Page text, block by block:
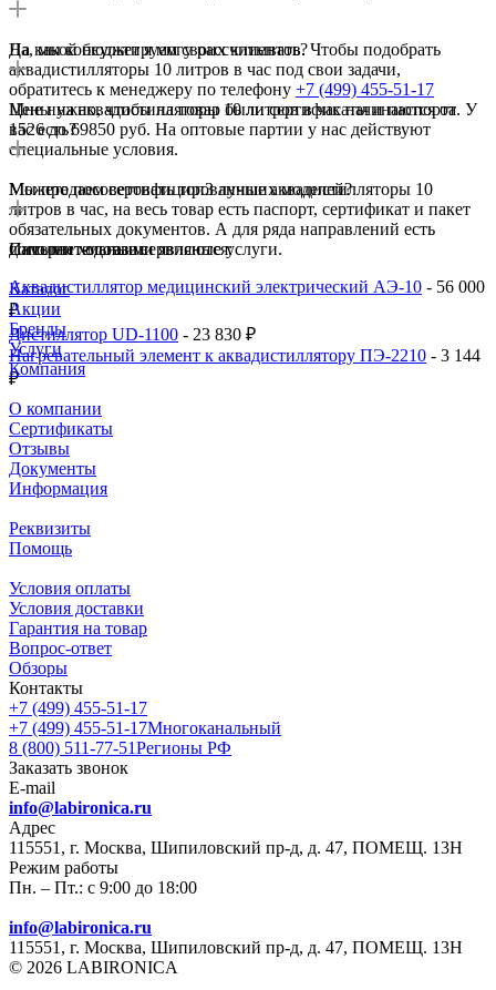
Да, мы консультируем своих клиентов. Чтобы подобрать
аквадистилляторы 10 литров в час под свои задачи,
обратитесь к менеджеру по телефону +7 (499) 455-51-17
На какой бюджет я могу рассчитывать?
Цены на аквадистилляторы 10 литров в час начинаются от
1526 до 69850 руб. На оптовые партии у нас действуют
специальные условия.
Мне нужно, чтобы на товар были сертификаты и паспорта. У
вас есть?
Мы продаем сертифицированные аквадистилляторы 10
литров в час, на весь товар есть паспорт, сертификат и пакет
обязательных документов. А для ряда направлений есть
дополнительные сервисные услуги.
Можете посоветовать топ3 лучших моделей?
Самыми ходовыми являются:
Аквадистиллятор медицинский электрический АЭ-10 - 56 000
₽
Дистиллятор UD-1100 - 23 830 ₽
Нагревательный элемент к аквадистиллятору ПЭ-2210 - 3 144
₽
Интернет-магазин
Каталог
Акции
Бренды
Услуги
Компания
О компании
Сертификаты
Отзывы
Документы
Информация
Реквизиты
Помощь
Условия оплаты
Условия доставки
Гарантия на товар
Вопрос-ответ
Обзоры
Контакты
+7 (499) 455-51-17
+7 (499) 455-51-17Многоканальный
8 (800) 511-77-51Регионы РФ
Заказать звонок
E-mail
info@labironica.ru
Адрес
115551, г. Москва, Шипиловский пр-д, д. 47, ПОМЕЩ. 13Н
Режим работы
Пн. – Пт.: с 9:00 до 18:00
info@labironica.ru
115551, г. Москва, Шипиловский пр-д, д. 47, ПОМЕЩ. 13Н
© 2026 LABIRONICA